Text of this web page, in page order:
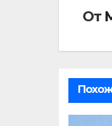
От